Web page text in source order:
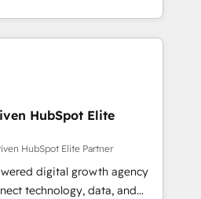
thousands of successful
market and enterprise
and AI to design connected
scalable revenue
RevOps, CRM and data
and strategic marketing,
FLAIR framework
Elite
HubSpot Elite
HubSpot Elite Partner
digital growth agency
technology, data, and